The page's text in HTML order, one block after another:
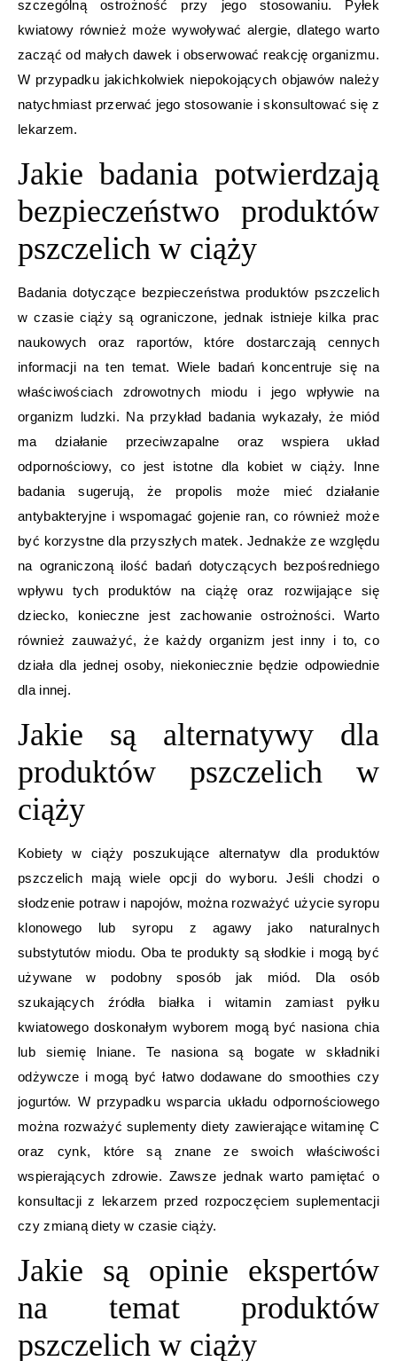
szczególną ostrożność przy jego stosowaniu. Pyłek
kwiatowy również może wywoływać alergie, dlatego warto
zacząć od małych dawek i obserwować reakcję organizmu.
W przypadku jakichkolwiek niepokojących objawów należy
natychmiast przerwać jego stosowanie i skonsultować się z
lekarzem.
Jakie badania potwierdzają
bezpieczeństwo produktów
pszczelich w ciąży
Badania dotyczące bezpieczeństwa produktów pszczelich
w czasie ciąży są ograniczone, jednak istnieje kilka prac
naukowych oraz raportów, które dostarczają cennych
informacji na ten temat. Wiele badań koncentruje się na
właściwościach zdrowotnych miodu i jego wpływie na
organizm ludzki. Na przykład badania wykazały, że miód
ma działanie przeciwzapalne oraz wspiera układ
odpornościowy, co jest istotne dla kobiet w ciąży. Inne
badania sugerują, że propolis może mieć działanie
antybakteryjne i wspomagać gojenie ran, co również może
być korzystne dla przyszłych matek. Jednakże ze względu
na ograniczoną ilość badań dotyczących bezpośredniego
wpływu tych produktów na ciążę oraz rozwijające się
dziecko, konieczne jest zachowanie ostrożności. Warto
również zauważyć, że każdy organizm jest inny i to, co
działa dla jednej osoby, niekoniecznie będzie odpowiednie
dla innej.
Jakie są alternatywy dla
produktów pszczelich w
ciąży
Kobiety w ciąży poszukujące alternatyw dla produktów
pszczelich mają wiele opcji do wyboru. Jeśli chodzi o
słodzenie potraw i napojów, można rozważyć użycie syropu
klonowego lub syropu z agawy jako naturalnych
substytutów miodu. Oba te produkty są słodkie i mogą być
używane w podobny sposób jak miód. Dla osób
szukających źródła białka i witamin zamiast pyłku
kwiatowego doskonałym wyborem mogą być nasiona chia
lub siemię lniane. Te nasiona są bogate w składniki
odżywcze i mogą być łatwo dodawane do smoothies czy
jogurtów. W przypadku wsparcia układu odpornościowego
można rozważyć suplementy diety zawierające witaminę C
oraz cynk, które są znane ze swoich właściwości
wspierających zdrowie. Zawsze jednak warto pamiętać o
konsultacji z lekarzem przed rozpoczęciem suplementacji
czy zmianą diety w czasie ciąży.
Jakie są opinie ekspertów
na temat produktów
pszczelich w ciąży